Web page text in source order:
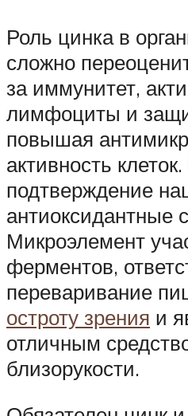
Роль цинка в
сложно
за иммунитет,
лимфоциты и
повышая
активность
подтверждение
антиоксидантные
Микроэлемент
ферментов,
переваривание
остроту зрения и
отличным
близорукости.